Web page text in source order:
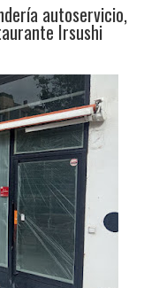
autoservicio,
Irsushi